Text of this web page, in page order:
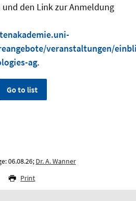
den Link zur Anmeldung
veranstaltungen/
ag.
Go to list
06.08.26; Dr. A. Wanner
Print